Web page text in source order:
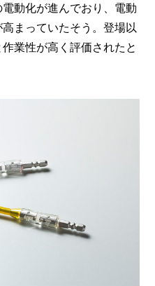
動化が進んでおり、電動
まっていたそう。登場以
業性が高く評価されたと